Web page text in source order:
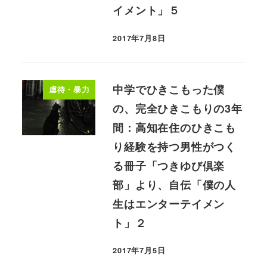
イメント」５
2017年7月8日
虐待・暴力
中学でひきこもった僕
の、完全ひきこもりの3年
間：高知在住のひきこも
り経験を持つ男性がつく
る冊子「つきゆび倶楽
部」より、自伝「僕の人
生はエンターテイメン
ト」２
2017年7月5日